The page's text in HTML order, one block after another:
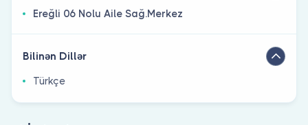
Ereğli 06 Nolu Aile Sağ.Merkez
Bilinən Dillər
Türkçe